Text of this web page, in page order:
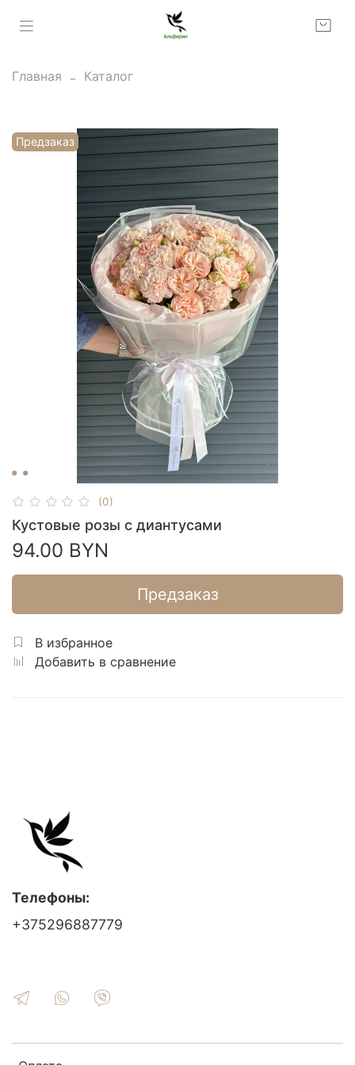
Главная Каталог
Предзаказ
(0)
Кустовые розы с диантусами
94.00 BYN
Предзаказ
В избранное
Добавить в сравнение
Телефоны:
+375296887779